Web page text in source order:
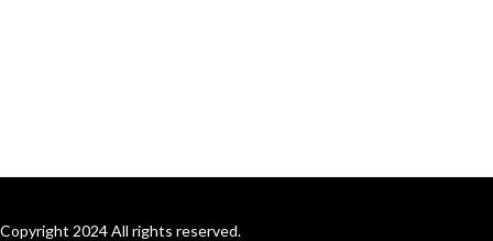
Copyright 2024 All rights reserved.